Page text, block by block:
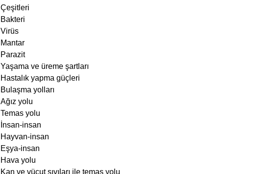
Hastalık yapma güçleri
Bulaşma yolları
Ağız yolu
Temas yolu
İnsan-insan
Hayvan-insan
Eşya-insan
Hava yolu
Kan ve vücut sıvıları ile temas yolu
Enfeksiyon zinciri
Enfeksiyon kaynağı
Bulaşma yolu
Sağlam kişiye bulaşma
Sık görülen hastalıklar
Temasla bulaşanlar (insan-insan, hayvan-insan, eşya-insan)